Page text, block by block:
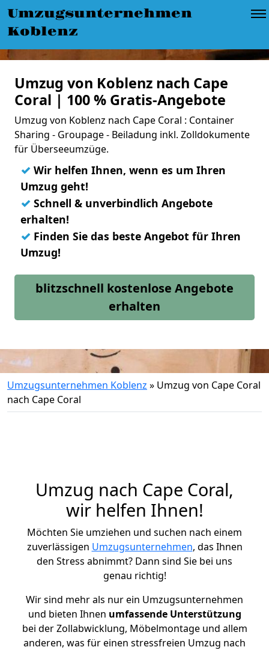
Umzugsunternehmen
Koblenz
Umzug von Koblenz nach Cape
Coral | 100 % Gratis-Angebote
Umzug von Koblenz nach Cape Coral : Container
Sharing - Groupage - Beiladung inkl. Zolldokumente
für Überseeumzüge.
✓ Wir helfen Ihnen, wenn es um Ihren
Umzug geht!
✓ Schnell & unverbindlich Angebote
erhalten!
✓ Finden Sie das beste Angebot für Ihren
Umzug!
blitzschnell kostenlose Angebote
erhalten
Umzugsunternehmen Koblenz » Umzug von Cape Coral
nach Cape Coral
Umzug nach Cape Coral,
wir helfen Ihnen!
Möchten Sie umziehen und suchen nach einem
zuverlässigen Umzugsunternehmen, das Ihnen
den Stress abnimmt? Dann sind Sie bei uns
genau richtig!
Wir sind mehr als nur ein Umzugsunternehmen
und bieten Ihnen umfassende Unterstützung
bei der Zollabwicklung, Möbelmontage und allem
anderen, was für einen stressfreien Umzug nach